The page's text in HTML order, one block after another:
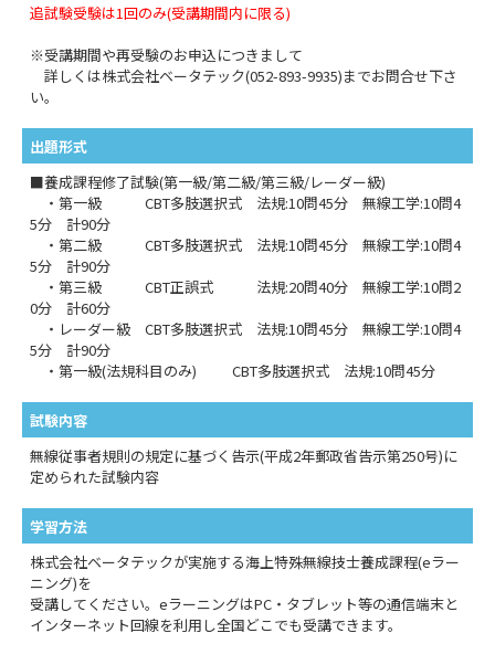
追試験受験は1回のみ(受講期間内に限る)
※受講期間や再受験のお申込につきまして
詳しくは株式会社ベータテック(052-893-9935)までお問合せ下さ
い。
出題形式
■養成課程修了試験(第一級/第二級/第三級/レーダー級)
・第一級 CBT多肢選択式 法規:10問45分 無線工学:10問4
5分 計90分
・第二級 CBT多肢選択式 法規:10問45分 無線工学:10問4
5分 計90分
・第三級 CBT正誤式 法規:20問40分 無線工学:10問2
0分 計60分
・レーダー級 CBT多肢選択式 法規:10問45分 無線工学:10問4
5分 計90分
・第一級(法規科目のみ) CBT多肢選択式 法規:10問45分
試験内容
無線従事者規則の規定に基づく告示(平成2年郵政省告示第250号)に
定められた試験内容
学習方法
株式会社ベータテックが実施する海上特殊無線技士養成課程(eラー
ニング)を
受講してください。eラーニングはPC・タブレット等の通信端末と
インターネット回線を利用し全国どこでも受講できます。